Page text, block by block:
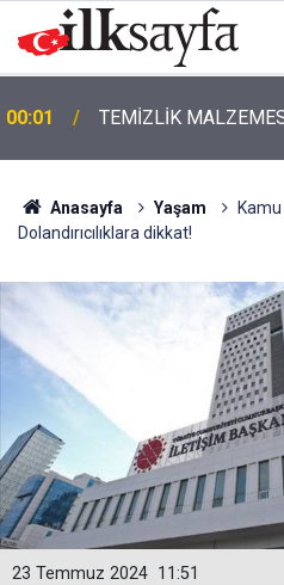
00:01 TEMİZLİK
Anasayfa Yaşam
Kamu
Dolandırıcılıklara dikkat!
11:51
23 Temmuz 2024